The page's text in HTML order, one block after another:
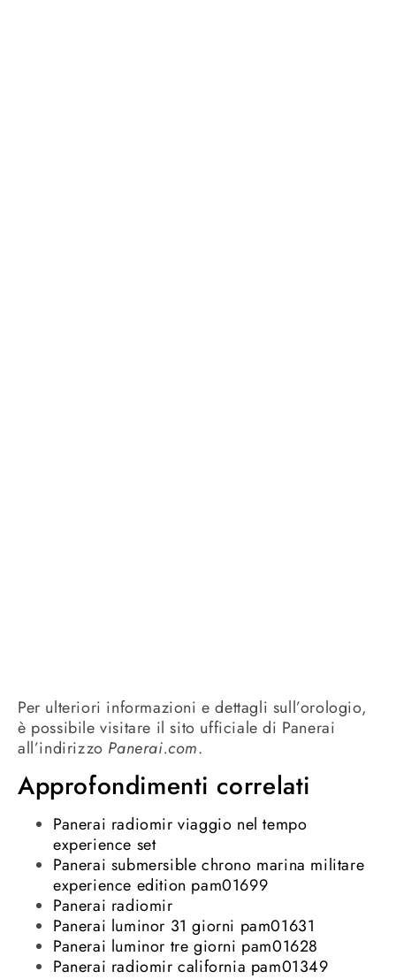
Per ulteriori informazioni e dettagli sull’orologio,
è possibile visitare il sito ufficiale di Panerai
all’indirizzo Panerai.com.
Approfondimenti correlati
Panerai radiomir viaggio nel tempo
experience set
Panerai submersible chrono marina militare
experience edition pam01699
Panerai radiomir
Panerai luminor 31 giorni pam01631
Panerai luminor tre giorni pam01628
Panerai radiomir california pam01349